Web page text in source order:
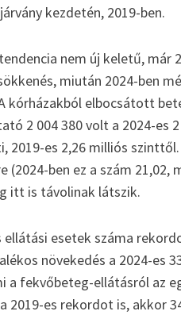
kezdetén, 2019-ben.
nem új keletű,
miután 2024-ben
kórházakból elbocsátott
2 004 380 volt a 2024-es
2019-es 2,26 milliós
(2024-ben ez a szám 21,02,
itt is távolinak látszik.
ellátási esetek száma
növekedés a 2024-es
a fekvőbeteg-ellátásról az
2019-es rekordot is, akkor